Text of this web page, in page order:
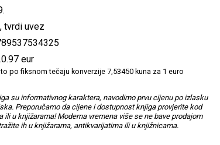
tvrdi uvez
eur
po fiksnom tečaju konverzije 7,53450 kuna za 1 euro
su informativnog karaktera, navodimo prvu cijenu po izlasku
Preporučamo da cijene i dostupnost knjiga provjerite kod
ili u knjižarama! Moderna vremena više se ne bave prodajom
ih u knjižarama, antikvarijatima ili u knjižnicama.